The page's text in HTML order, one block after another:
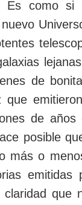
Es como si
de
de años
posible
más o
emitidas
que